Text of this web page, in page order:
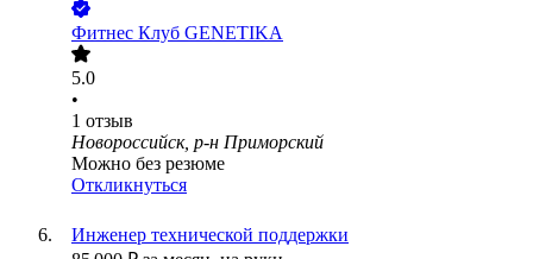
Фитнес Клуб GENETIKA
5.0
•
1 отзыв
Новороссийск, р-н Приморский
Можно без резюме
Откликнуться
Инженер технической поддержки